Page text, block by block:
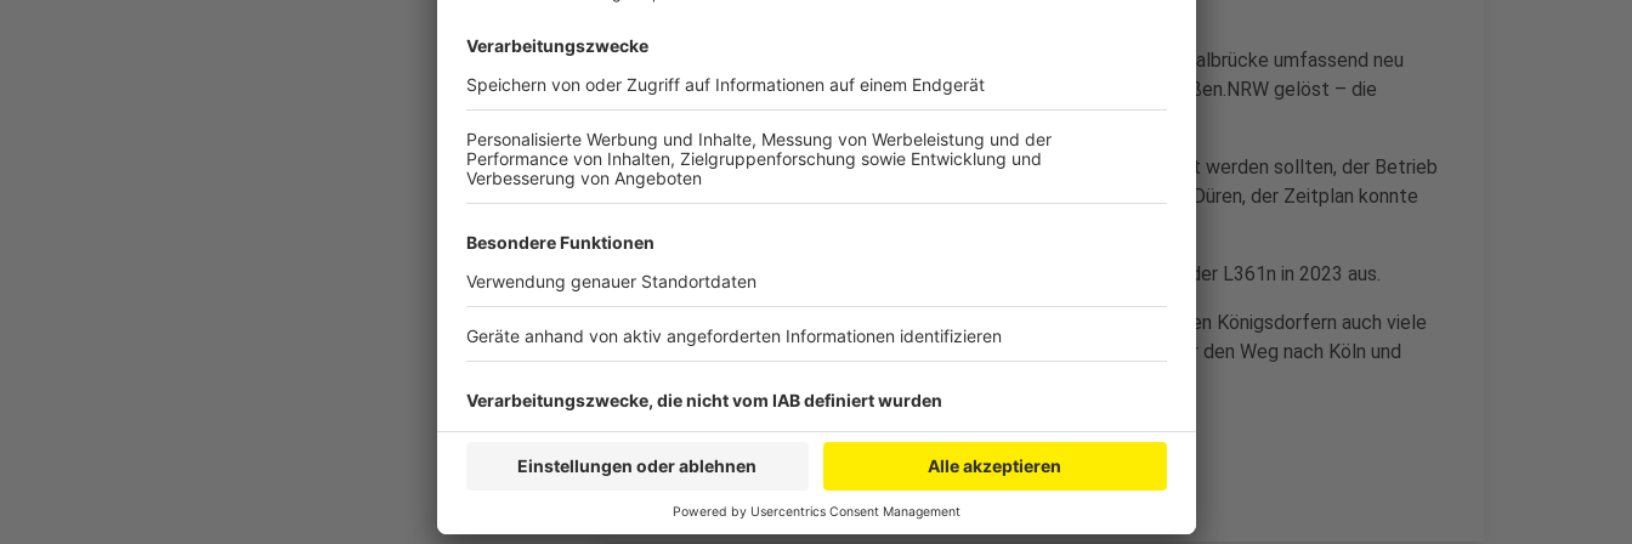
Zuletzt musste die Stabilität der Böschung am Fuß der riesigen Talbrücke umfassend neu
berechnet werden. Dieses Problem ist zur Erleichterung von Straßen.NRW gelöst – die
Neuplanung hat aber mehrere Monate gekostet.
Hinzu kommt, dass Stahlteile für die Brücke in Belgien angefertigt werden sollten, der Betrieb
wegen Corona aber lahmgelegt war. Das übernahm ein Experte in Düren, der Zeitplan konnte
Der Landesbetrieb Straßen.NRW geht aktuell von einer Freigabe der L361n in 2023 aus.
Von der neuen Auf- und Abfahrt der A4 versprechen sich neben den Königsdorfern auch viele
Horremer und Quadrath-Ichendorfer Erleichterungen, vor allem für den Weg nach Köln und
Anzeige